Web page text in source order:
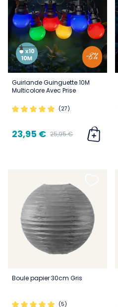
-8%
Guirlande Guinguette 10M
Multicolore Avec Prise
(27)
23,95 € 25,95 €
Boule papier 30cm Gris
(5)